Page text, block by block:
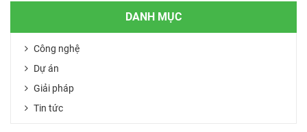
máy công cụ CNC
DANH MỤC
Công nghệ
Dự án
Giải pháp
Tin tức